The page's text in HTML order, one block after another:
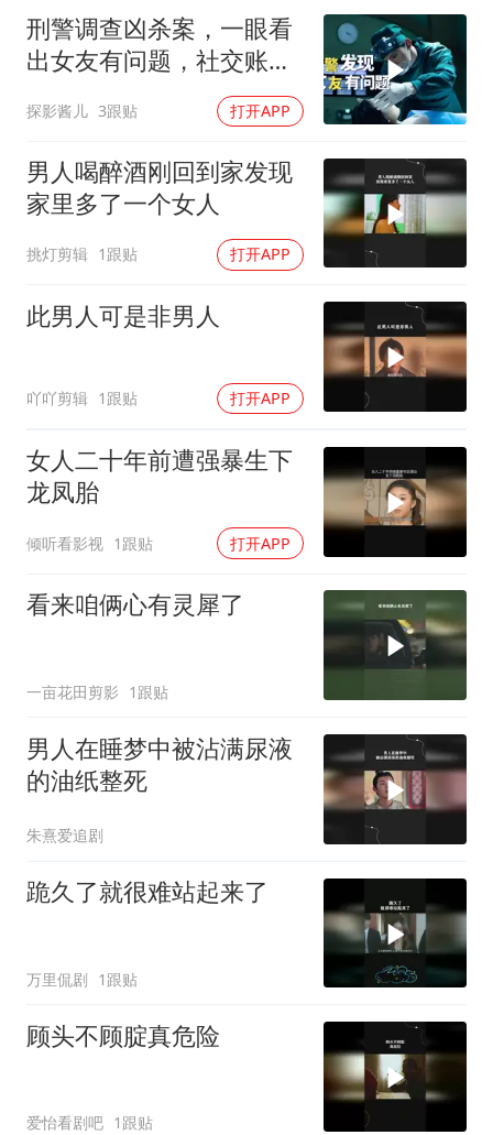
我国外贸延续良好增长态势
东航：国内客票提前14天免费退改
欧阳娜娜窦靖童好搭
河南将重点打击十类新型黑恶犯罪
夯实基础开新局
刑警调查凶杀案，一眼看
出女友有问题，社交账号
探影酱儿 3跟贴 打开APP
男人喝醉酒刚回到家发现
家里多了一个女人
挑灯剪辑 1跟贴 打开APP
此男人可是非男人
吖吖剪辑 1跟贴 打开APP
女人二十年前遭强暴生下
龙凤胎
倾听看影视 1跟贴 打开APP
看来咱俩心有灵犀了
一亩花田剪影 1跟贴
男人在睡梦中被沾满尿液
的油纸整死
朱熹爱追剧
跪久了就很难站起来了
万里侃剧 1跟贴
顾头不顾腚真危险
爱怡看剧吧 1跟贴